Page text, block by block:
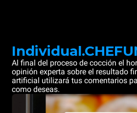
Al final del proceso de cocción el
opinión experta sobre el resultado
artificial utilizará tus comentarios
como deseas.